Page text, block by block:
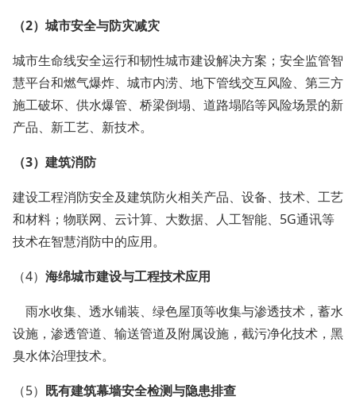
（2）城市安全与防灾减灾
城市生命线安全运行和韧性城市建设解决方案；安全监管智
慧平台和燃气爆炸、城市内涝、地下管线交互风险、第三方
施工破坏、供水爆管、桥梁倒塌、道路塌陷等风险场景的新
产品、新工艺、新技术。
（3）建筑消防
建设工程消防安全及建筑防火相关产品、设备、技术、工艺
和材料；物联网、云计算、大数据、人工智能、5G通讯等
技术在智慧消防中的应用。
（4） 海绵城市建设与工程技术应用
雨水收集、透水铺装、绿色屋顶等收集与渗透技术，蓄水
设施，渗透管道、输送管道及附属设施，截污净化技术，黑
臭水体治理技术。
（5） 既有建筑幕墙安全检测与隐患排查